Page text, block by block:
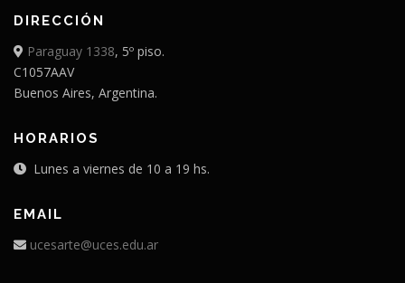
DIRECCIÓN
Paraguay 1338, 5º piso.
C1057AAV
Buenos Aires, Argentina.
HORARIOS
Lunes a viernes de 10 a 19 hs.
EMAIL
ucesarte@uces.edu.ar